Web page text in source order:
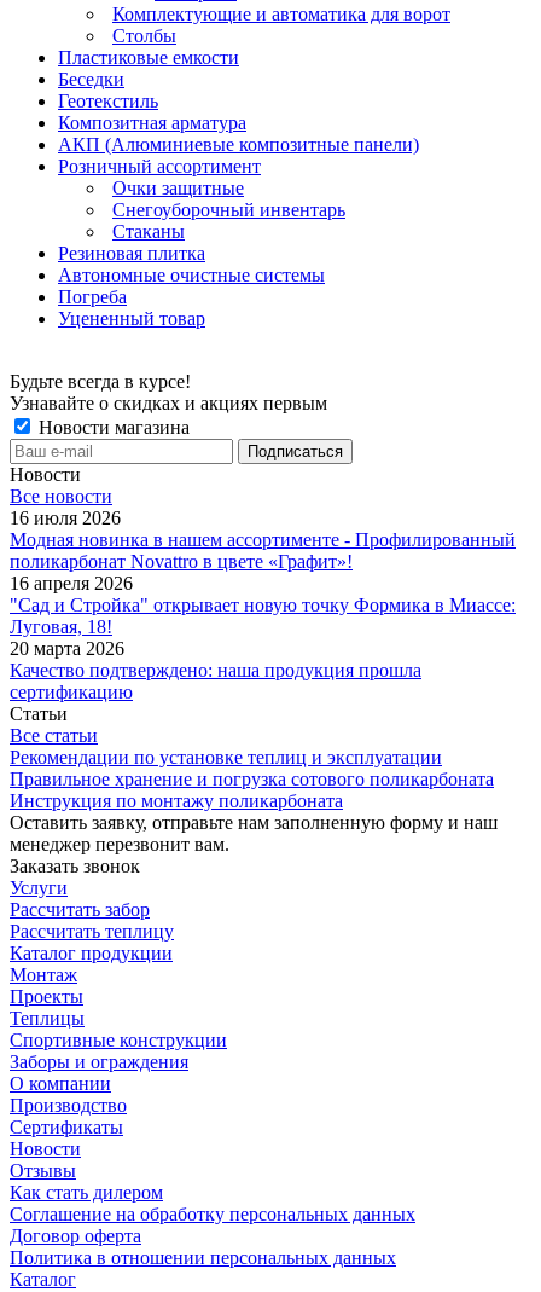
Комплектующие и автоматика для ворот
Столбы
Пластиковые емкости
Беседки
Геотекстиль
Композитная арматура
АКП (Алюминиевые композитные панели)
Розничный ассортимент
Очки защитные
Снегоуборочный инвентарь
Стаканы
Резиновая плитка
Автономные очистные системы
Погреба
Уцененный товар
Будьте всегда в курсе!
Узнавайте о скидках и акциях первым
Новости магазина
Новости
Все новости
16 июля 2026
Модная новинка в нашем ассортименте - Профилированный
поликарбонат Novattro в цвете «Графит»!
16 апреля 2026
"Сад и Стройка" открывает новую точку Формика в Миассе:
Луговая, 18!
20 марта 2026
Качество подтверждено: наша продукция прошла
сертификацию
Статьи
Все статьи
Рекомендации по установке теплиц и эксплуатации
Правильное хранение и погрузка сотового поликарбоната
Инструкция по монтажу поликарбоната
Оставить заявку, отправьте нам заполненную форму и наш
менеджер перезвонит вам.
Заказать звонок
Услуги
Рассчитать забор
Рассчитать теплицу
Каталог продукции
Монтаж
Проекты
Теплицы
Спортивные конструкции
Заборы и ограждения
О компании
Производство
Сертификаты
Новости
Отзывы
Как стать дилером
Соглашение на обработку персональных данных
Договор оферта
Политика в отношении персональных данных
Каталог